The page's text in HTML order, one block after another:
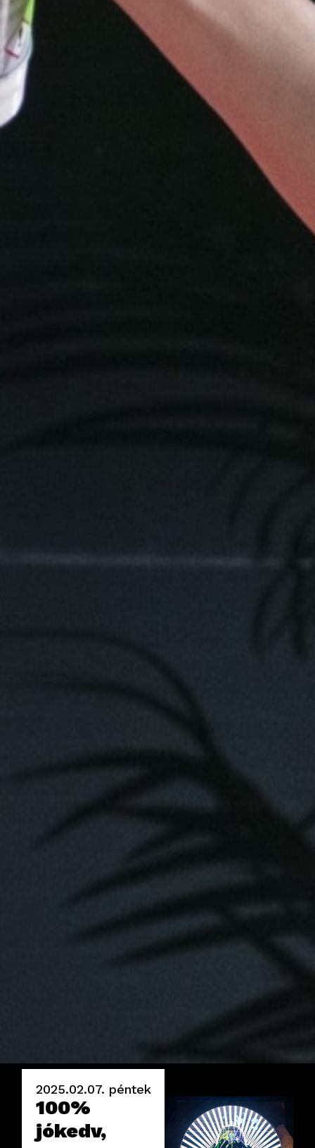
2025.02.07. péntek
100%
jókedv,